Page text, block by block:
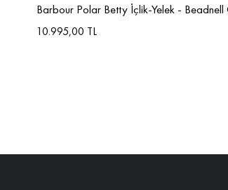
10.995,00 TL